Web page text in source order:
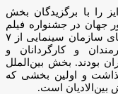
را با برگزیدگان بخش
می‌کنیم. فیلم‌هایی از ۷۰ کشور جهان در جشنواره فیلم
فجر به نمایش درآمدند. در همین سالن روسای سازمان سینمایی از ۷
و کارگردانان و
بودند. بخش بین‌الملل
گذاشت و اولین بخشی که
است.